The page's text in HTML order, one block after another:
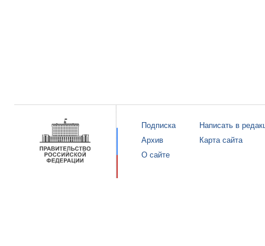
Подписка
Архив
О сайте
Написать в
Карта сайта